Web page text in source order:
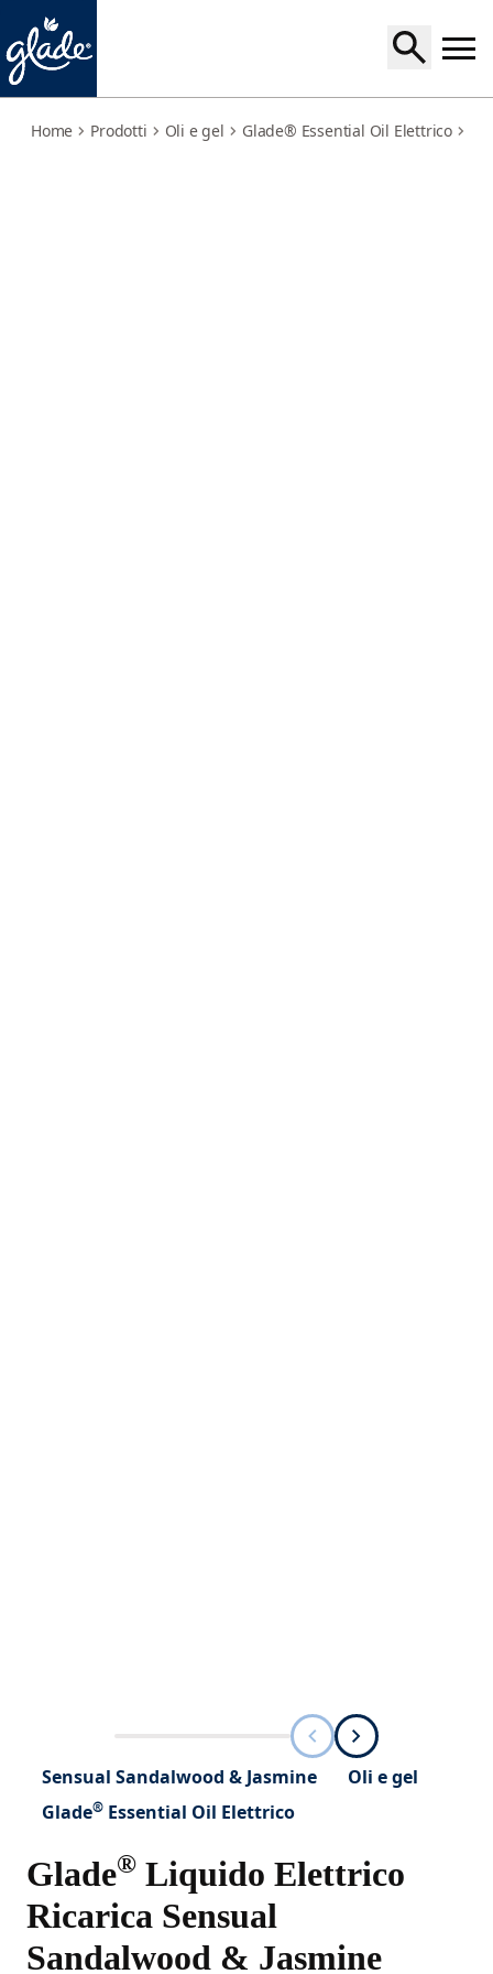
Home Prodotti Oli e gel Glade® Essential Oil Elettrico
Sensual Sandalwood & Jasmine
Oli e gel
Glade® Essential Oil Elettrico
Glade® Liquido Elettrico
Ricarica Sensual
Sandalwood & Jasmine